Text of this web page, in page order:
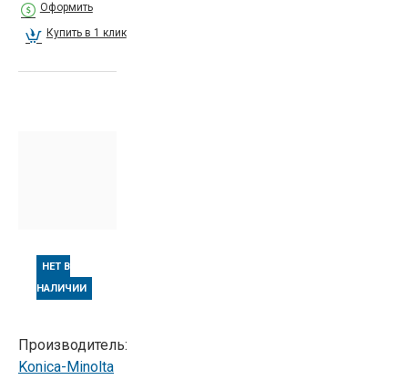
Оформить
Купить в 1 клик
НЕТ В
НАЛИЧИИ
Производитель:
Konica-Minolta